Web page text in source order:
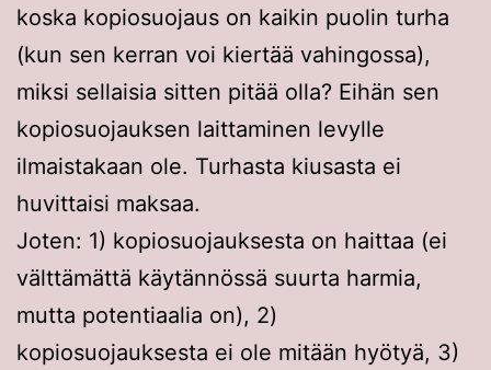
koska kopiosuojaus on kaikin puolin turha
(kun sen kerran voi kiertää vahingossa),
miksi sellaisia sitten pitää olla? Eihän sen
kopiosuojauksen laittaminen levylle
ilmaistakaan ole. Turhasta kiusasta ei
huvittaisi maksaa.
Joten: 1) kopiosuojauksesta on haittaa (ei
välttämättä käytännössä suurta harmia,
mutta potentiaalia on), 2)
kopiosuojauksesta ei ole mitään hyötyä, 3)